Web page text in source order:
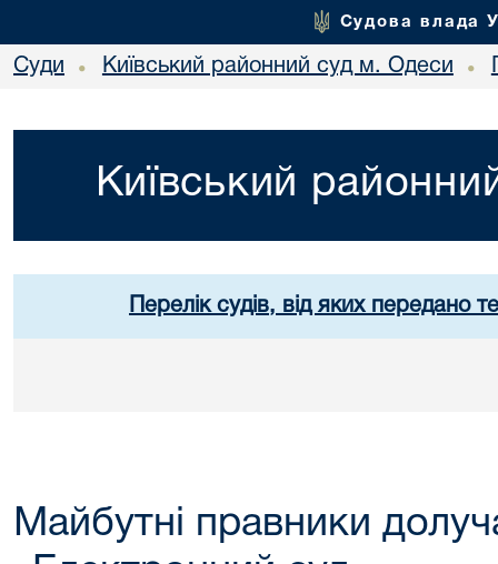
Судова влада
Суди • Київський районний суд м. Одеси •
Київський
Перелік судів, від яких передано
Майбутні правники